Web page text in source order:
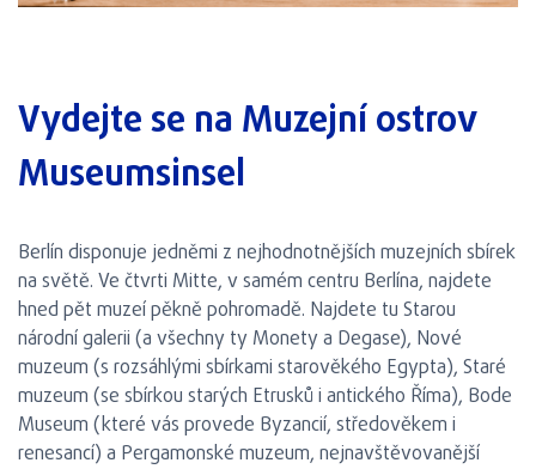
Vydejte se na Muzejní ostrov
Museumsinsel
Berlín disponuje jedněmi z nejhodnotnějších muzejních sbírek
na světě. Ve čtvrti Mitte, v samém centru Berlína, najdete
hned pět muzeí pěkně pohromadě. Najdete tu Starou
národní galerii (a všechny ty Monety a Degase), Nové
muzeum (s rozsáhlými sbírkami starověkého Egypta), Staré
muzeum (se sbírkou starých Etrusků i antického Říma), Bode
Museum (které vás provede Byzancií, středověkem i
renesancí) a Pergamonské muzeum, nejnavštěvovanější